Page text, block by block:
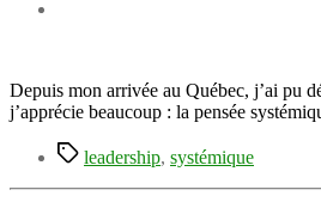
Depuis mon arrivée au Québec, j’ai pu
j’apprécie beaucoup : la pensée
Étiquettes
leadership, systémique